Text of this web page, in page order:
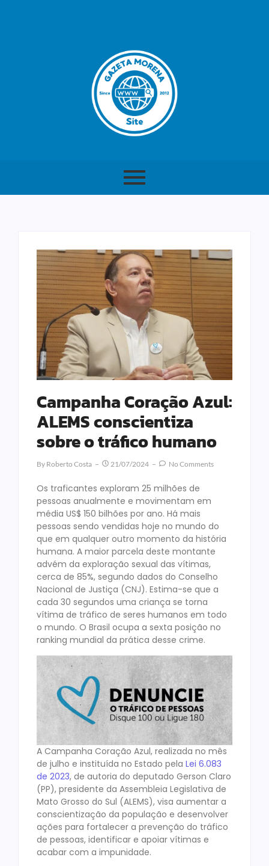
Campanha Coração Azul:
ALEMS conscientiza
sobre o tráfico humano
By Roberto Costa 21/07/2024 No Comments
Os traficantes exploram 25 milhões de
pessoas anualmente e movimentam em
média US$ 150 bilhões por ano. Há mais
pessoas sendo vendidas hoje no mundo do
que em qualquer outro momento da história
humana. A maior parcela deste montante
advém da exploração sexual das vítimas,
cerca de 85%, segundo dados do Conselho
Nacional de Justiça (CNJ). Estima-se que a
cada 30 segundos uma criança se torna
vítima de tráfico de seres humanos em todo
o mundo. O Brasil ocupa a sexta posição no
ranking mundial da prática desse crime.
A Campanha Coração Azul, realizada no mês
de julho e instituída no Estado pela Lei 6.083
de 2023, de autoria do deputado Gerson Claro
(PP), presidente da Assembleia Legislativa de
Mato Grosso do Sul (ALEMS), visa aumentar a
conscientização da população e desenvolver
ações para fortalecer a prevenção do tráfico
de pessoas, identificar e apoiar vítimas e
acabar com a impunidade.